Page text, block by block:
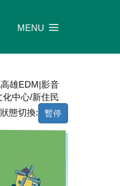
MENU
雄EDM|影音
化中心/新住民
態切換:
暫停